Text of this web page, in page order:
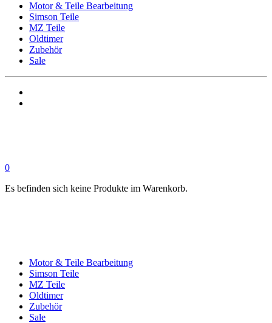
Motor & Teile Bearbeitung
Simson Teile
MZ Teile
Oldtimer
Zubehör
Sale
0
Es befinden sich keine Produkte im Warenkorb.
Motor & Teile Bearbeitung
Simson Teile
MZ Teile
Oldtimer
Zubehör
Sale